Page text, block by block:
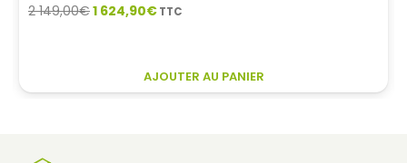
6 999,00€Le
6
6 752,00€Le
est :
6
TTC
AJOUTER AU PANIER